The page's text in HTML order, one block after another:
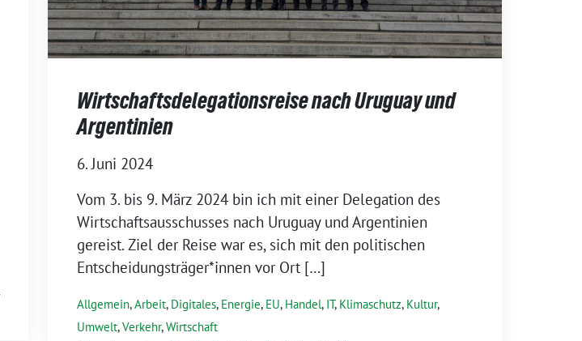
Wirtschaftsdelegationsreise nach Uruguay und
Argentinien
6. Juni 2024
Vom 3. bis 9. März 2024 bin ich mit einer Delegation des
Wirtschaftsausschusses nach Uruguay und Argentinien
gereist. Ziel der Reise war es, sich mit den politischen
Entscheidungsträger*innen vor Ort […]
Allgemein,Arbeit, Digitales, Energie, EU, Handel, IT, Klimaschutz, Kultur,
Umwelt,Verkehr,Wirtschaft